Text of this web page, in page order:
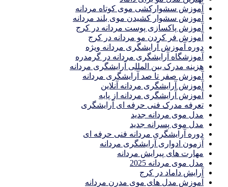
آموزش سشوارکشی موی کوتاه مردانه
آموزش سشوار کشیدن موی بلند مردانه
آموزش پاکسازی پوست مردانه در کرج
آموزش فر کردن مو مردانه در کرج
دوره آموزش آرایشگری مردانه ویژه
آموزشگاه آرایشگری مردانه در گرمدره
هزینه مدرک بین المللی آرایشگری مردانه
آموزش صفر تا صد آرایشگری مردانه
آموزش آرایشگری مردانه آنلاین
آموزش آرایشگری مردانه از پایه
تعرفه مدرک فنی حرفه ای آرایشگری
مدل موی مردانه جدید
مدل موی پسرانه جدید
دوره آرایشگری مردانه فنی حرفه ای
آزمون ادواری آرایشگری مردانه
مهارت های پیرایش مردانه
مدل موی مردانه 2025
آرایش داماد در کرج
آموزش مدل های موی مدرن مردانه